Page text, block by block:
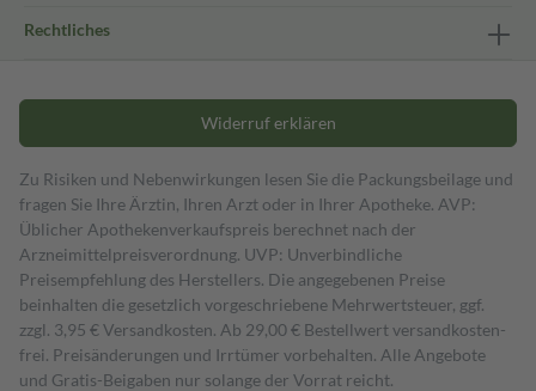
Rechtliches
Widerruf erklären
Zu Risiken und Nebenwirkungen lesen Sie die Packungsbeilage und
fragen Sie Ihre Ärztin, Ihren Arzt oder in Ihrer Apotheke. AVP:
Üblicher Apothekenverkaufspreis berechnet nach der
Arzneimittelpreisverordnung. UVP: Unverbindliche
Preisempfehlung des Herstellers. Die angegebenen Preise
beinhalten die gesetzlich vorgeschriebene Mehrwertsteuer, ggf.
zzgl. 3,95 € Versandkosten. Ab 29,00 € Bestell­wert versand­kosten­
frei. Preisänderungen und Irrtümer vorbehalten. Alle Angebote
und Gratis-Beigaben nur solange der Vorrat reicht.